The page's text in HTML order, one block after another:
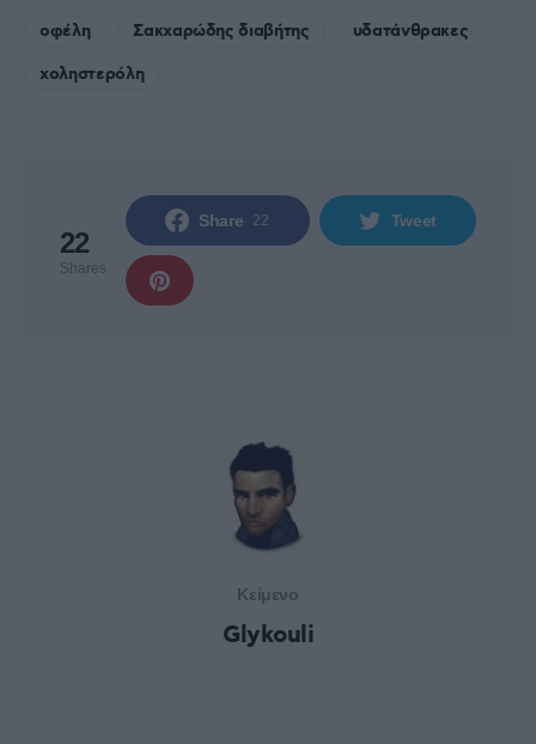
οφέλη
Σακχαρώδης διαβήτης
υδατάνθρακες
χοληστερόλη
22
Shares
Share 22 Tweet
Κείμενο
Glykouli